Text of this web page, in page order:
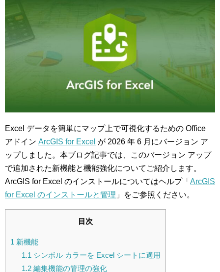
Excel データを簡単にマップ上で可視化するための Office
アドイン ArcGIS for Excel が 2026 年 6 月にバージョン ア
ップしました。本ブログ記事では、このバージョン アップ
で追加された新機能と機能強化についてご紹介します。
ArcGIS for Excel のインストールについてはヘルプ「 ArcGIS
for Excel のインストールと管理 」をご参照ください。
目次
1 新機能
1.1 シンボル カラーを Excel シートに適用
1.2編集機能の管理の強化